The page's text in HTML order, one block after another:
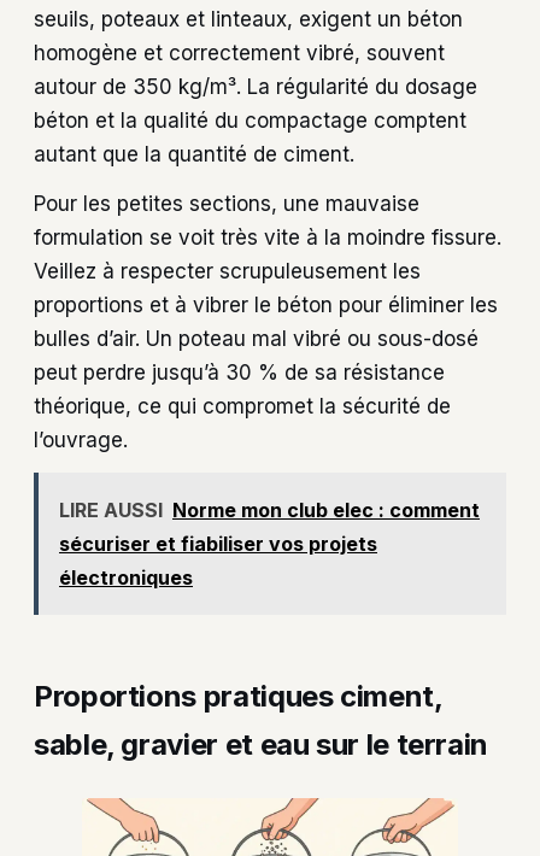
seuils, poteaux et linteaux, exigent un béton
homogène et correctement vibré, souvent
autour de 350 kg/m³. La régularité du dosage
béton et la qualité du compactage comptent
autant que la quantité de ciment.
Pour les petites sections, une mauvaise
formulation se voit très vite à la moindre fissure.
Veillez à respecter scrupuleusement les
proportions et à vibrer le béton pour éliminer les
bulles d’air. Un poteau mal vibré ou sous-dosé
peut perdre jusqu’à 30 % de sa résistance
théorique, ce qui compromet la sécurité de
l’ouvrage.
LIRE AUSSI Norme mon club elec : comment
sécuriser et fiabiliser vos projets
électroniques
Proportions pratiques ciment,
sable, gravier et eau sur le terrain